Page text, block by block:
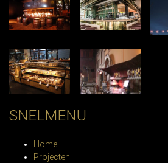
SNELMENU
Home
Projecten